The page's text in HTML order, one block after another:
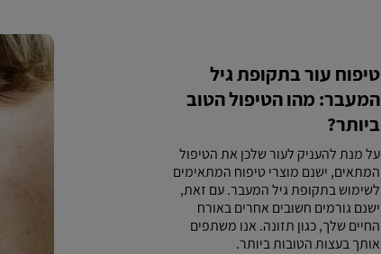
טיפוח עור בתקופת גיל
המעבר: מהו הטיפול הטוב
ביותר?
על מנת להעניק לעור שלכן את הטיפול
המתאים, ישנם מוצרי טיפוח המתאימים
לשימוש בתקופת גיל המעבר. עם זאת,
ישנם גורמים חשובים אחרים באורח
החיים שלך, כגון תזונה. אנו משתפים
אותך בעצות הטובות ביותר.